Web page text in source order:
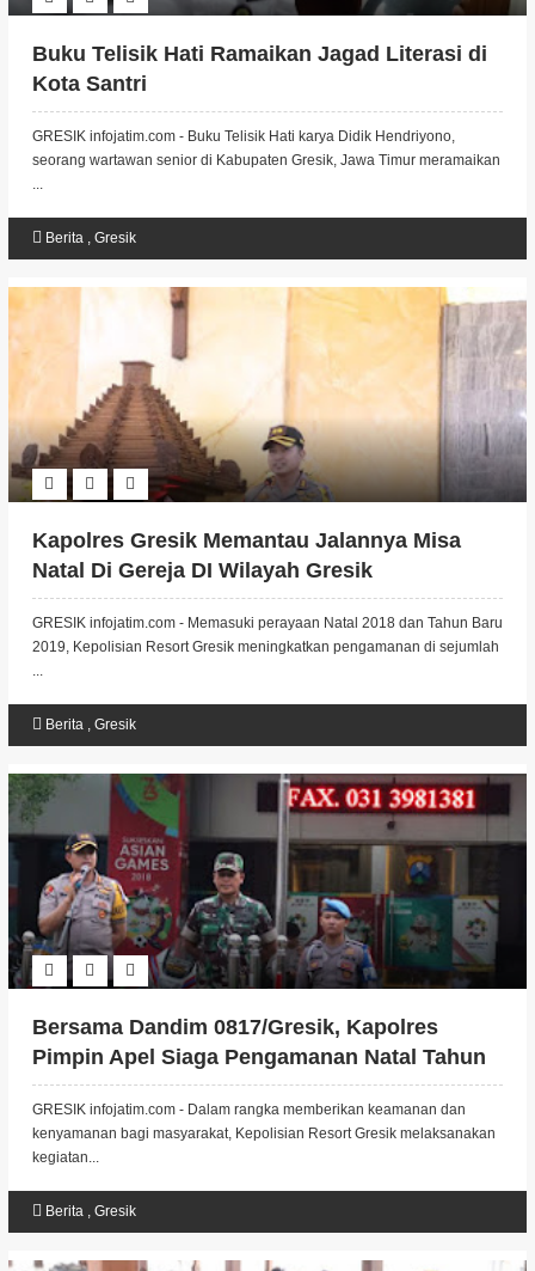
Buku Telisik Hati Ramaikan Jagad Literasi di
Kota Santri
GRESIK infojatim.com - Buku Telisik Hati karya Didik Hendriyono,
seorang wartawan senior di Kabupaten Gresik, Jawa Timur meramaikan
...
Berita, Gresik
Kapolres Gresik Memantau Jalannya Misa
Natal Di Gereja DI Wilayah Gresik
GRESIK infojatim.com - Memasuki perayaan Natal 2018 dan Tahun Baru
2019, Kepolisian Resort Gresik meningkatkan pengamanan di sejumlah
...
Berita, Gresik
Bersama Dandim 0817/Gresik, Kapolres
Pimpin Apel Siaga Pengamanan Natal Tahun
2018 Polres Gresik
GRESIK infojatim.com - Dalam rangka memberikan keamanan dan
kenyamanan bagi masyarakat, Kepolisian Resort Gresik melaksanakan
kegiatan...
Berita, Gresik